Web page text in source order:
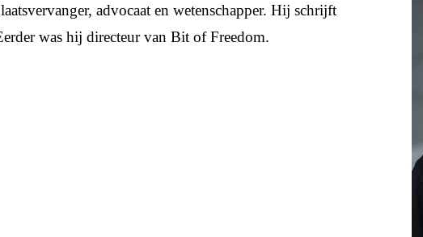
advocaat en wetenschapper. Hij schrijft
was hij directeur van Bit of Freedom.